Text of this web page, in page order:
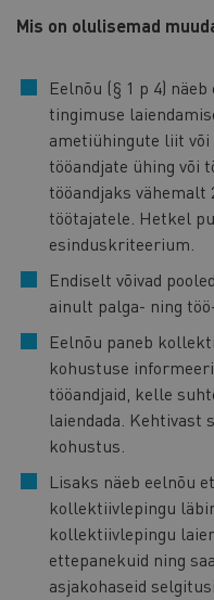
Mis on olulisemad
Eelnõu (§ 1 p 4)
tingimuse
ametiühingute liit või
tööandjate ühing või
tööandjaks vähemalt
töötajatele. Hetkel
esinduskriteerium.
Endiselt võivad
ainult palga- ning
Eelnõu paneb
kohustuse
tööandjaid, kelle
laiendada. Kehtivast
kohustus.
Lisaks näeb eelnõu
kollektiivlepingu
kollektiivlepingu
ettepanekuid ning
asjakohaseid